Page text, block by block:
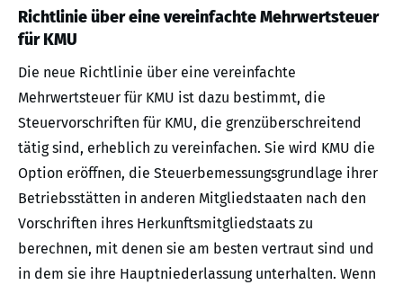
Richtlinie über eine vereinfachte Mehrwertsteuer
für KMU
Die neue Richtlinie über eine vereinfachte
Mehrwertsteuer für KMU ist dazu bestimmt, die
Steuervorschriften für KMU, die grenzüberschreitend
tätig sind, erheblich zu vereinfachen. Sie wird KMU die
Option eröffnen, die Steuerbemessungsgrundlage ihrer
Betriebsstätten in anderen Mitgliedstaaten nach den
Vorschriften ihres Herkunftsmitgliedstaats zu
berechnen, mit denen sie am besten vertraut sind und
in dem sie ihre Hauptniederlassung unterhalten. Wenn